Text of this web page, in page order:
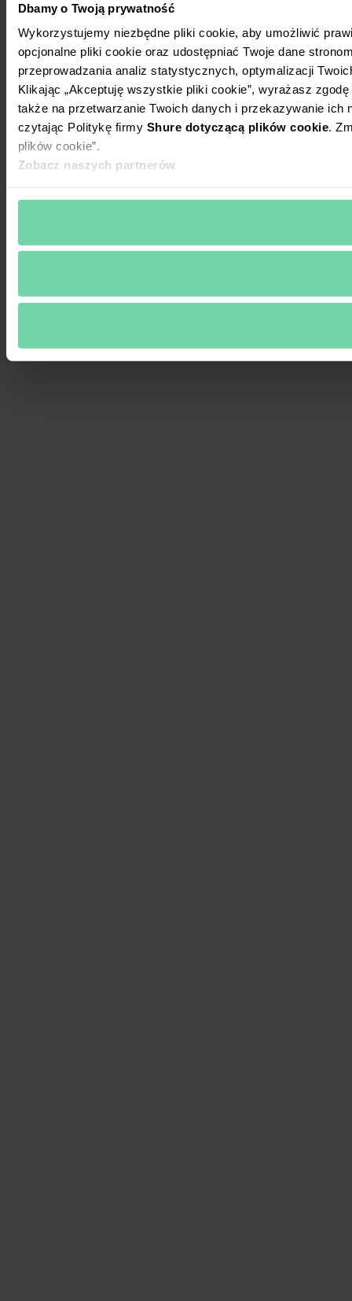
Dbamy o Twoją prywatność
Wykorzystujemy niezbędne pliki cookie, aby umożliwić
opcjonalne pliki cookie oraz udostępniać Twoje dane
przeprowadzania analiz statystycznych, optymalizacji
Klikając „Akceptuję wszystkie pliki cookie”, wyrażasz
także na przetwarzanie Twoich danych i przekazywanie
czytając Politykę firmy Shure dotyczącą plików cookie.
plików cookie”.
Zobacz naszych partnerów